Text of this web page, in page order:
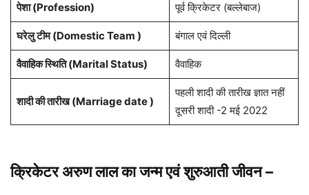
पेशा(Profession) पूर्व क्रिकेटर (बल्लेबाज)
घरेलु टीम (Domestic Team ) बंगाल एवं दिल्ली
वैवाहिक स्थिति (Marital Status) वैवाहिक
शादी की तारीख (Marriage date )
पहली शादी की तारीख ज्ञात नहीं
दूसरी शादी -2 मई 2022
क्रिकेटर अरुण लाल का जन्म एवं शुरुआती जीवन–